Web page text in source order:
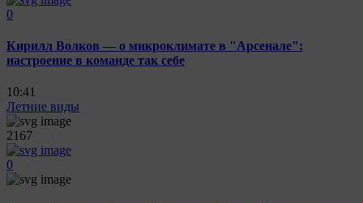
0
Кирилл Волков — о микроклимате в "Арсенале":
настроение в команде так себе
10:41
Летние виды
2167
0